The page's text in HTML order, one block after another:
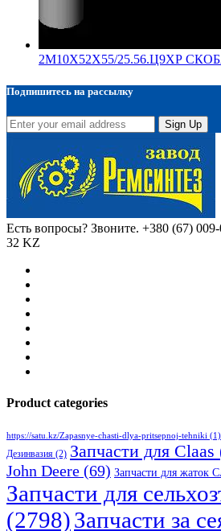
2М10Х52Х55/25.56.Ц9ХР
Подпишитесь на рассылку
Sign Up
Есть вопросы? Звоните. +380 (67)
32 KZ
Product categories
https://satu.kz/Zapasnye-chasti-dlya-pritsepnoj-tehniki (1)
Дезинвазия (2) Запчасти для Claas
John Deere (69) Запчасти для жаток
Запчасти для
(2798)Запчасти за